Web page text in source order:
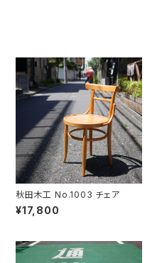
秋田木工 No.1003 チェア
¥17,800